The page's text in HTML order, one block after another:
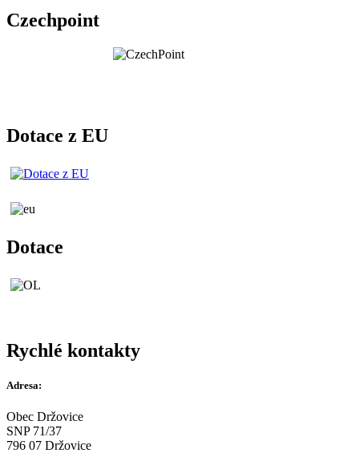
Czechpoint
Dotace z EU
Dotace
Rychlé kontakty
Adresa:
Obec Držovice
SNP 71/37
796 07 Držovice